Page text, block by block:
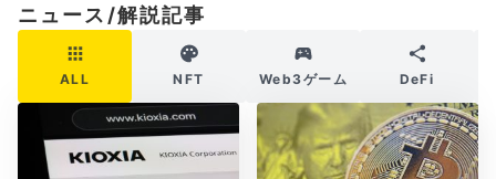
ニュース/解説記事
ALL NFT Web3ゲーム DeFi